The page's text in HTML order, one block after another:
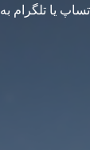
یا تلگرام به